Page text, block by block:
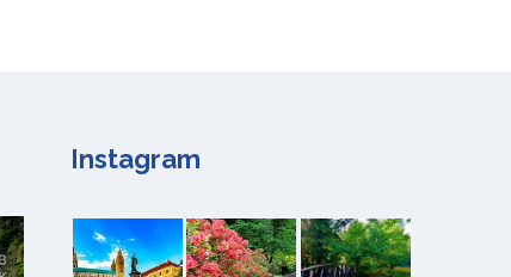
Instagram